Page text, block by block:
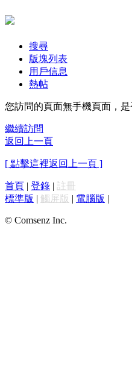
搜尋
版塊列表
用戶信息
熱帖
您訪問的頁面無手機頁面，
繼續訪問
返回上一頁
[ 點擊這裡返回上一頁 ]
首頁 | 登錄 | 註冊
標準版 | 觸屏版 | 電腦版 |
© Comsenz Inc.